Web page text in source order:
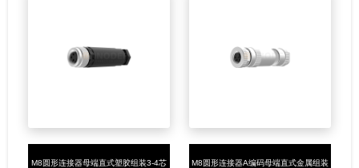
M8圆形连接器母端直式塑胶组装3-4芯 M8圆形连接器A编码母端直式金属组装